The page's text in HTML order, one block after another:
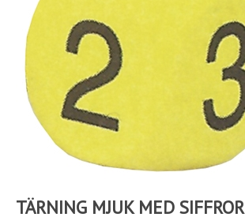
TÄRNING MJUK MED SIFFROR